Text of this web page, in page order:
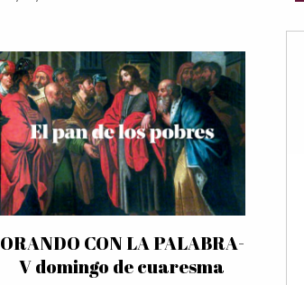
ORANDO CON LA PALABRA-
V domingo de cuaresma